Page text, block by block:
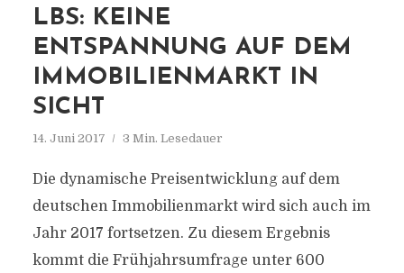
LBS: KEINE
ENTSPANNUNG AUF DEM
IMMOBILIENMARKT IN
SICHT
14. Juni 2017 3 Min. Lesedauer
Die dynamische Preisentwicklung auf dem
deutschen Immobilienmarkt wird sich auch im
Jahr 2017 fortsetzen. Zu diesem Ergebnis
kommt die Frühjahrsumfrage unter 600